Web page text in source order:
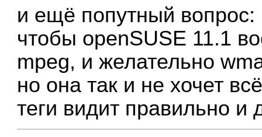
и ещё попутный вопрос:
чтобы openSUSE 11.1
mpeg, и желательно
но она так и не хочет
теги видит правильно и